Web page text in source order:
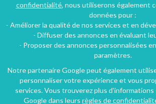
confidentialité, nous utiliserons également
données pour :
- Améliorer la qualité de nos services et en
- Diffuser des annonces en évaluant
- Proposer des annonces personnalisées
paramètres.
Notre partenaire Google peut également
personnaliser votre expérience et vous
services. Vous trouverez plus d'informations
Google dans leurs règles de
Conditions générales d'utilisation- Politique
Copyright © 2009 ‐ 2026 Vivaweek ‐ Tous